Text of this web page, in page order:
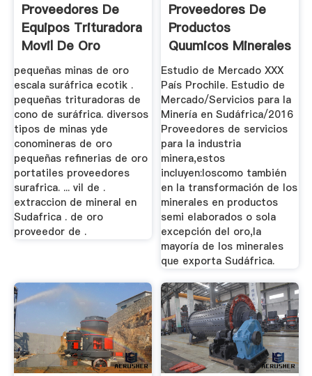
Proveedores De
Equipos Trituradora
Movil De Oro
Surafrica
pequeñas minas de oro
escala suráfrica ecotik .
pequeñas trituradoras de
cono de suráfrica. diversos
tipos de minas yde
conomineras de oro
pequeñas refinerias de oro
portatiles proveedores
surafrica. ... vil de .
extraccion de mineral en
Sudafrica . de oro
proveedor de .
Proveedores De
Productos
Quumicos Minerales
De Oro En ...
Estudio de Mercado XXX
País Prochile. Estudio de
Mercado/Servicios para la
Minería en Sudáfrica/2016
Proveedores de servicios
para la industria
minera,estos
incluyen:loscomo también
en la transformación de los
minerales en productos
semi elaborados o sola
excepción del oro,la
mayoría de los minerales
que exporta Sudáfrica.